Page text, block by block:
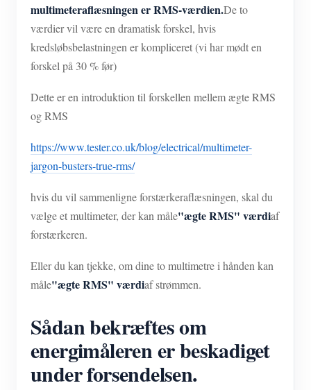
multimeteraflæsningen er RMS-værdien.De to
værdier vil være en dramatisk forskel, hvis
kredsløbsbelastningen er kompliceret (vi har mødt en
forskel på 30 % før)
Dette er en introduktion til forskellen mellem ægte RMS
og RMS
https://www.tester.co.uk/blog/electrical/multimeter-
jargon-busters-true-rms/
hvis du vil sammenligne forstærkeraflæsningen, skal du
vælge et multimeter, der kan måle"ægte RMS" værdiaf
forstærkeren.
Eller du kan tjekke, om dine to multimetre i hånden kan
måle"ægte RMS" værdiaf strømmen.
Sådan bekræftes om
energimåleren er beskadiget
under forsendelsen.